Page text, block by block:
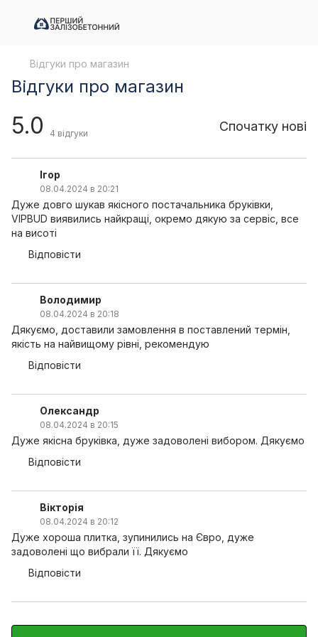
Відгуки про магазин
Відгуки про магазин
5.0 4 відгуки Спочатку нові
Ігор
08.04.2024 в 20:21
Дуже довго шукав якісного постачальника бруківки,
VIPBUD виявились найкращі, окремо дякую за сервіс, все
на висоті
Відповісти
Володимир
08.04.2024 в 20:18
Дякуємо, доставили замовлення в поставлений термін,
якість на найвищому рівні, рекомендую
Відповісти
Олександр
08.04.2024 в 20:15
Дуже якісна бруківка, дуже задоволені вибором. Дякуємо
Відповісти
Вікторія
08.04.2024 в 20:12
Дуже хороша плитка, зупинились на Євро, дуже
задоволені що вибрали її. Дякуємо
Відповісти